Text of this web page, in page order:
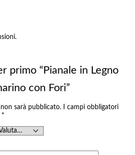
primo “Pianale in Legno
con Fori”
sarà pubblicato.
I campi obbligatori
*